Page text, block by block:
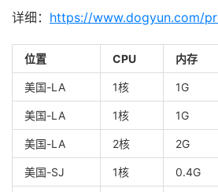
详细： https://www.dogyun.com/
位置 CPU 内存
美国-LA 1核 1G
美国-LA 1核 1G
美国-LA 2核 2G
美国-SJ 1核 0.4G